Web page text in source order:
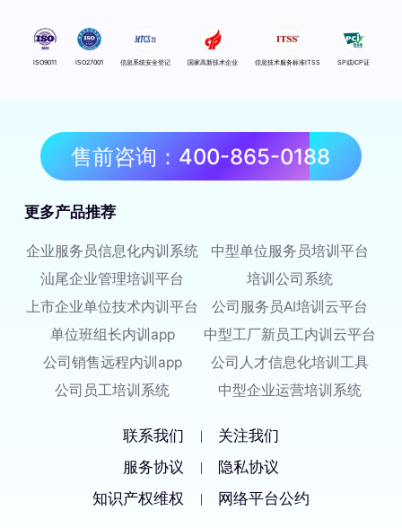
ISO9011 ISO27001 信息系统安全登记 国家高新技术企业 信息技术服务标准ITSS SP或ICP证
售前咨询：400-865-0188
更多产品推荐
企业服务员信息化内训系统
中型单位服务员培训平台
汕尾企业管理培训平台
培训公司系统
上市企业单位技术内训平台
公司服务员AI培训云平台
单位班组长内训app
中型工厂新员工内训云平台
公司销售远程内训app
公司人才信息化培训工具
公司员工培训系统
中型企业运营培训系统
联系我们 |
关注我们
服务协议
|
隐私协议
知识产权维权
| 网络平台公约